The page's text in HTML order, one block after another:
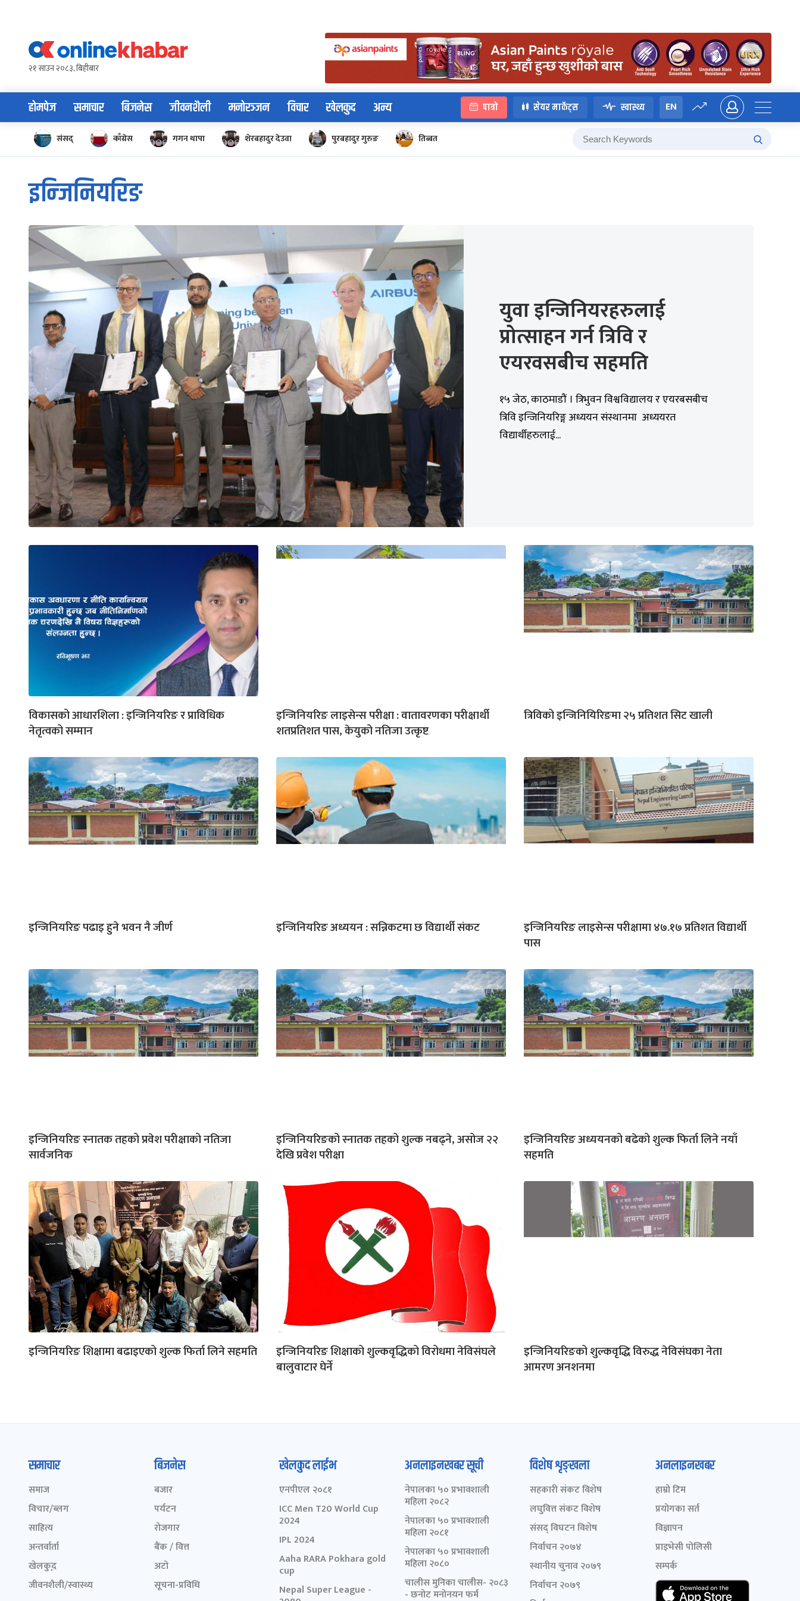
content२१ साउन २०८३, बिहीबार
होमपेज समाचार बिजनेस जीवनशैली मनोरञ्जन विचार खेलकुद अन्य पात्रो सेयर मार्केट्स स्वास्थ्य EN
संसद् काँग्रेस गगन थापा शेरबहादुर देउवा पुरबहादुर गुरुङ तिब्बत
इन्जिनियरिङ
युवा इन्जिनियरहरुलाई
प्रोत्साहन गर्न त्रिवि र
एयरवसबीच सहमति
१५ जेठ, काठमाडौं । त्रिभुवन विश्वविद्यालय र एयरबसबीच
त्रिवि इन्जिनियरिङ्ग अध्ययन संस्थानमा अध्ययरत
विद्यार्थीहरुलाई...
विकासको आधारशिला : इन्जिनियरिङ र प्राविधिक
नेतृत्वको सम्मान
इन्जिनियरिङ लाइसेन्स परीक्षा : वातावरणका परीक्षार्थी
शतप्रतिशत पास, केयुको नतिजा उत्कृष्ट
त्रिविको इन्जिनियिरिङमा २५ प्रतिशत सिट खाली
इन्जिनियरिङ पढाइ हुने भवन नै जीर्ण इन्जिनियरिङ अध्ययन : सन्निकटमा छ विद्यार्थी संकट
इन्जिनियरिङ लाइसेन्स परीक्षामा ४७.१७ प्रतिशत विद्यार्थी
पास
इन्जिनियरिङ स्नातक तहको प्रवेश परीक्षाको नतिजा
सार्वजनिक
इन्जिनियरिङको स्नातक तहको शुल्क नबढ्ने, असोज २२
देखि प्रवेश परीक्षा
इन्जिनियरिङ अध्ययनको बढेको शुल्क फिर्ता लिने नयाँ
सहमति
इन्जिनियरिङ शिक्षामा बढाइएको शुल्क फिर्ता लिने सहमति
इन्जिनियरिङ शिक्षाको शुल्कवृद्धिको विरोधमा नेविसंघले
बालुवाटार घेर्ने
इन्जिनियरिङको शुल्कवृद्धि विरुद्ध नेविसंघका नेता
आमरण अनशनमा
समाचार
समाज
विचार/ब्लग
साहित्य
अन्तर्वार्ता
खेलकुद़़
जीवनशैली/स्वास्थ्य
बिजनेस
बजार
पर्यटन
रोजगार
बैंक / वित्त
अटो
सूचना-प्रविधि
खेलकुद लाईभ
एनपीएल २०८१
ICC Men T20 World Cup
2024
IPL 2024
Aaha RARA Pokhara gold
cup
Nepal Super League -
अनलाइनखबर सूची
नेपालका ५० प्रभावशाली
महिला २०८२
नेपालका ५० प्रभावशाली
महिला २०८१
नेपालका ५० प्रभावशाली
महिला २०८०
चालीस मुनिका चालीस- २०८३
- छनोट मनोनयन फर्म
विशेष शृङ्खला
सहकारी संकट विशेष
लघुवित्त संकट विशेष
संसद् विघटन विशेष
निर्वाचन २०७४
स्थानीय चुनाव २०७९
निर्वाचन २०७९
अनलाइनखबर
हाम्रो टिम
प्रयोगका सर्त
विज्ञापन
प्राइभेसी पोलिसी
सम्पर्क